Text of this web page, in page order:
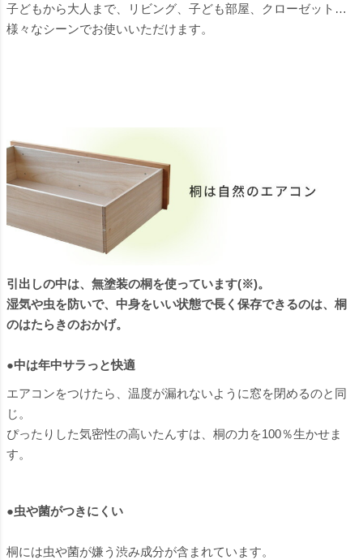
子どもから大人まで、リビング、子ども部屋、クローゼット…
様々なシーンでお使いいただけます。
引出しの中は、無塗装の桐を使っています(※)。
湿気や虫を防いで、中身をいい状態で長く保存できるのは、桐
のはたらきのおかげ。
●中は年中サラっと快適
エアコンをつけたら、温度が漏れないように窓を閉めるのと同
じ。
ぴったりした気密性の高いたんすは、桐の力を100％生かせま
す。
●虫や菌がつきにくい
桐には虫や菌が嫌う渋み成分が含まれています。